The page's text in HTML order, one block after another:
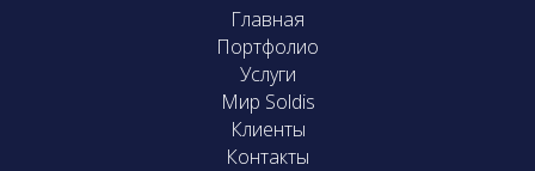
Главная
Портфолио
Услуги
Мир Soldis
Клиенты
Контакты